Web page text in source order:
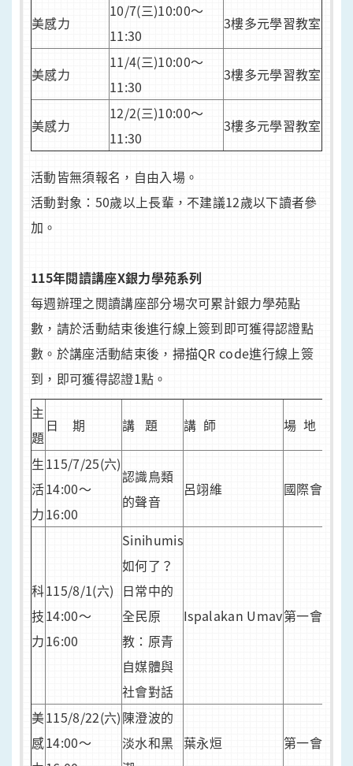
美感力
10/7(三)10:00～
11:30
3樓多元學習教室
美感力
11/4(三)10:00～
11:30
3樓多元學習教室
美感力
12/2(三)10:00～
11:30
3樓多元學習教室
活動皆無須報名，自由入場。
活動對象：50歲以上長輩，不建議12歲以下讀者參
加。
115年閱讀講座X銀力學苑系列
每週辦理之閱讀講座部分場次可累計銀力學苑點
數，請於活動結束後進行線上簽到即可獲得認證點
數。於講座活動結束後，掃描QR code進行線上簽
到，即可獲得認證1點。
主
題
日 期 講 題 講 師 場 地
生
活
力
115/7/25(六)
14:00～
16:00
認識鳥類
的聲音
呂翊維 國際會議廳
科
技
力
115/8/1(六)
14:00～
16:00
Sinihumis
如何了？
日常中的
全民原
教：原青
自媒體與
社會對話
Ispalakan Umav第一會議室
美
感
115/8/22(六)
14:00～
陳澄波的
淡水和黑
葉永烜 第一會議室